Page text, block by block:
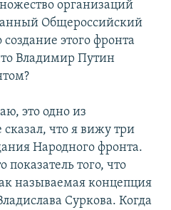
организаций
Общероссийский
этого фронта
Владимир Путин
это одно из
что я вижу три
Народного фронта.
того, что
называемая концепция
Суркова. Когда